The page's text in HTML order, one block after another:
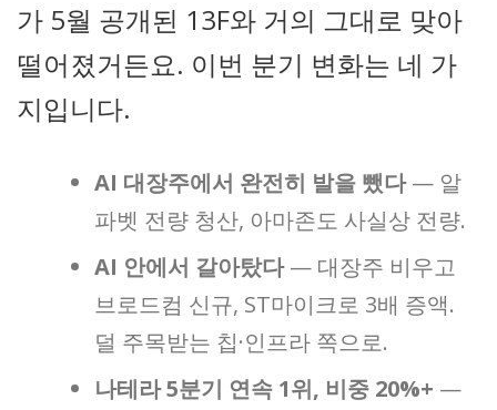
가 5월 공개된 13F와 거의 그대로 맞아
떨어졌거든요. 이번 분기 변화는 네 가
지입니다.
AI 대장주에서 완전히 발을 뺐다— 알
파벳 전량 청산, 아마존도 사실상 전량.
AI 안에서 갈아탔다— 대장주 비우고
브로드컴 신규, ST마이크로 3배 증액.
덜 주목받는 칩·인프라 쪽으로.
나테라 5분기 연속 1위, 비중 20%+ —